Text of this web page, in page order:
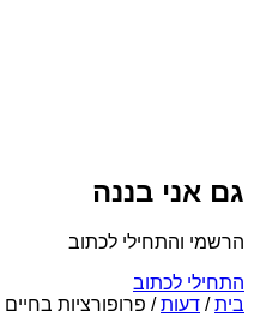
גם אני בננה
הרשמי והתחילי לכתוב
התחילי לכתוב
בית/ דעות/ פרופורציות בחיים